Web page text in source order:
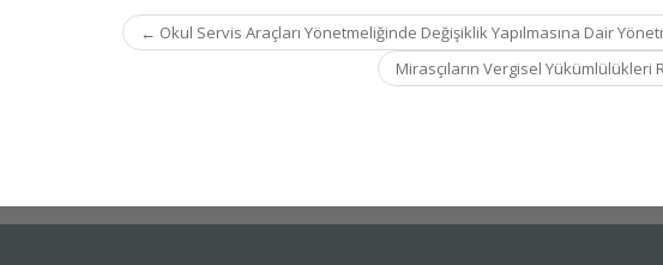
Post
navigation
← Okul Servis Araçları Yönetmeliğinde Değişiklik Yapılmasına Dair
Mirasçıların Vergisel